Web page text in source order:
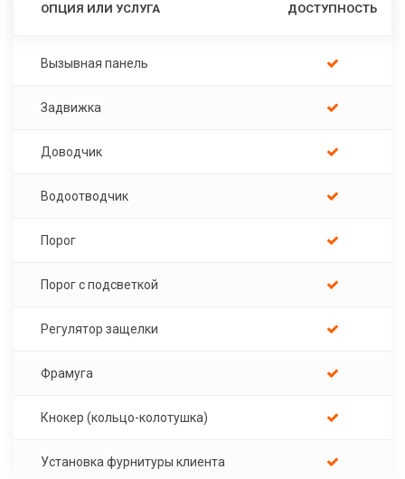
ОПЦИЯ ИЛИ УСЛУГА ДОСТУПНОСТЬ
Вызывная панель
Задвижка
Доводчик
Водоотводчик
Порог
Порог с подсветкой
Регулятор защелки
Фрамуга
Кнокер (кольцо-колотушка)
Установка фурнитуры клиента